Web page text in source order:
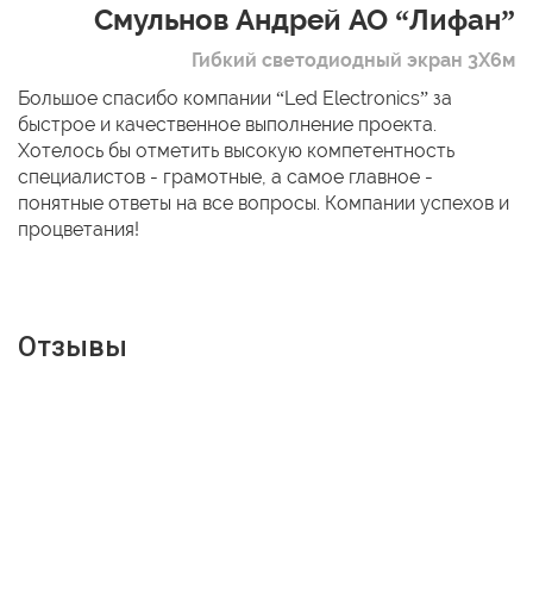
Смульнов Андрей АО “Лифан”
Гибкий светодиодный экран 3Х6м
Большое спасибо компании “Led Electronics” за
быстрое и качественное выполнение проекта.
Хотелось бы отметить высокую компетентность
специалистов - грамотные, а самое главное -
понятные ответы на все вопросы. Компании успехов и
процветания!
Отзывы